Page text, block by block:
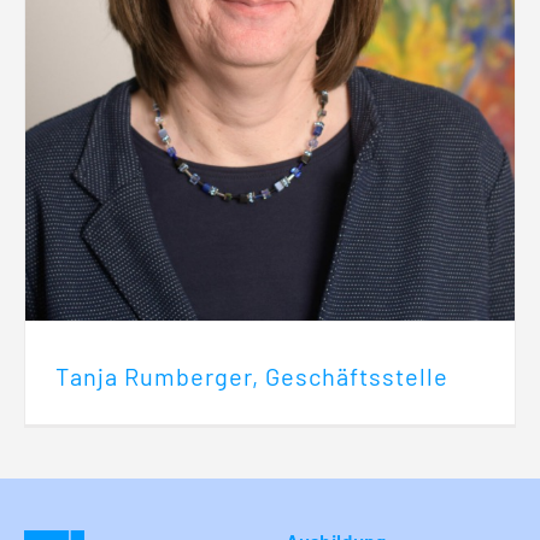
Tanja Rumberger, Geschäftsstelle